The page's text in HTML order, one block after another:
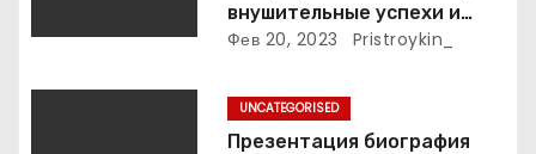
и
с
внушительные успехи и
интимные подробности
Фев 20, 2023 Pristroykin_
UNCATEGORISED
Презентация биография